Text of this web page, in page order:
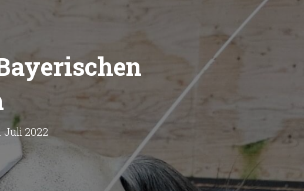
Juli 2022